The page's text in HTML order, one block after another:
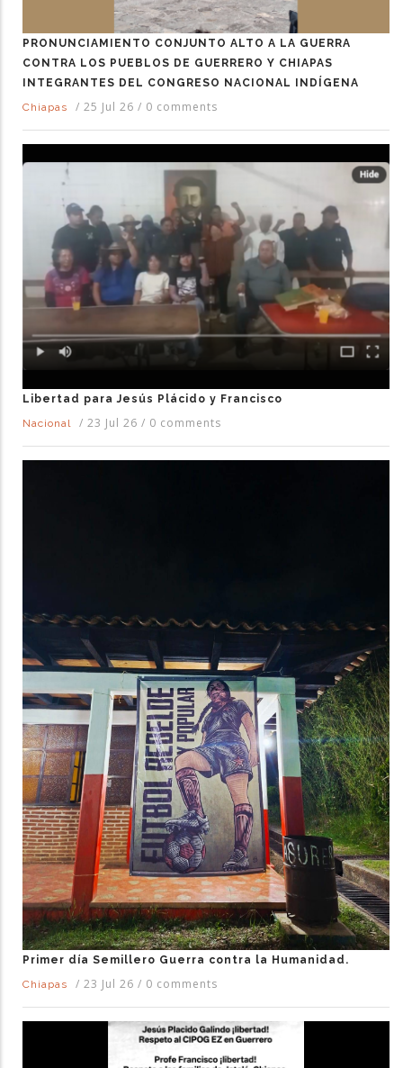
PRONUNCIAMIENTO CONJUNTO ALTO A LA GUERRA
CONTRA LOS PUEBLOS DE GUERRERO Y CHIAPAS
INTEGRANTES DEL CONGRESO NACIONAL INDÍGENA
Chiapas
/ 25 Jul 26 / 0 comments
Libertad para Jesús Plácido y Francisco
Nacional
/ 23 Jul 26 / 0 comments
Primer día Semillero Guerra contra la Humanidad.
Chiapas
/ 23 Jul 26 / 0 comments